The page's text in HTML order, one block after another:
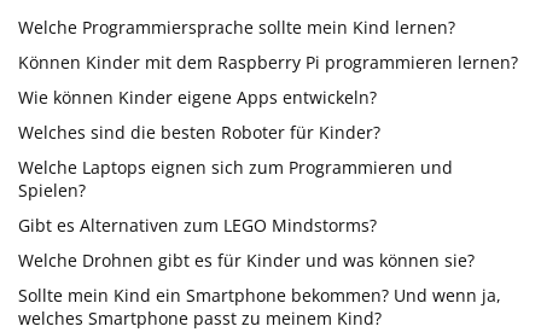
Welche Programmiersprache sollte mein Kind lernen?
Können Kinder mit dem Raspberry Pi programmieren lernen?
Wie können Kinder eigene Apps entwickeln?
Welches sind die besten Roboter für Kinder?
Welche Laptops eignen sich zum Programmieren und
Spielen?
Gibt es Alternativen zum LEGO Mindstorms?
Welche Drohnen gibt es für Kinder und was können sie?
Sollte mein Kind ein Smartphone bekommen? Und wenn ja,
welches Smartphone passt zu meinem Kind?